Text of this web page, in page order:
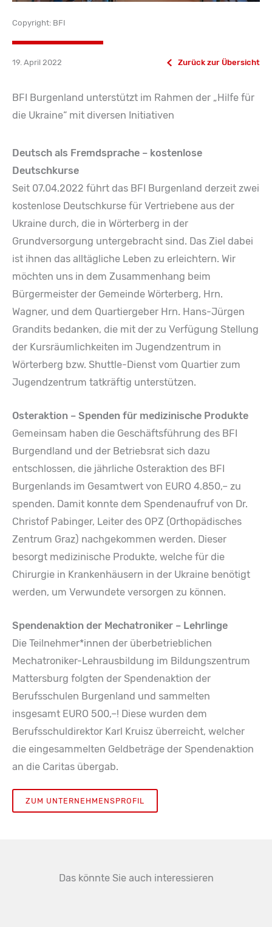
Copyright: BFI
19. April 2022 Zurück zur Übersicht
BFI Burgenland unterstützt im Rahmen der „Hilfe für
die Ukraine“ mit diversen Initiativen
Deutsch als Fremdsprache – kostenlose
Deutschkurse
Seit 07.04.2022 führt das BFI Burgenland derzeit zwei
kostenlose Deutschkurse für Vertriebene aus der
Ukraine durch, die in Wörterberg in der
Grundversorgung untergebracht sind. Das Ziel dabei
ist ihnen das alltägliche Leben zu erleichtern. Wir
möchten uns in dem Zusammenhang beim
Bürgermeister der Gemeinde Wörterberg, Hrn.
Wagner, und dem Quartiergeber Hrn. Hans-Jürgen
Grandits bedanken, die mit der zu Verfügung Stellung
der Kursräumlichkeiten im Jugendzentrum in
Wörterberg bzw. Shuttle-Dienst vom Quartier zum
Jugendzentrum tatkräftig unterstützen.
Osteraktion – Spenden für medizinische Produkte
Gemeinsam haben die Geschäftsführung des BFI
Burgendland und der Betriebsrat sich dazu
entschlossen, die jährliche Osteraktion des BFI
Burgenlands im Gesamtwert von EURO 4.850,– zu
spenden. Damit konnte dem Spendenaufruf von Dr.
Christof Pabinger, Leiter des OPZ (Orthopädisches
Zentrum Graz) nachgekommen werden. Dieser
besorgt medizinische Produkte, welche für die
Chirurgie in Krankenhäusern in der Ukraine benötigt
werden, um Verwundete versorgen zu können.
Spendenaktion der Mechatroniker – Lehrlinge
Die Teilnehmer*innen der überbetrieblichen
Mechatroniker-Lehrausbildung im Bildungszentrum
Mattersburg folgten der Spendenaktion der
Berufsschulen Burgenland und sammelten
insgesamt EURO 500,–! Diese wurden dem
Berufsschuldirektor Karl Kruisz überreicht, welcher
die eingesammelten Geldbeträge der Spendenaktion
an die Caritas übergab.
ZUM UNTERNEHMENSPROFIL
Das könnte Sie auch interessieren